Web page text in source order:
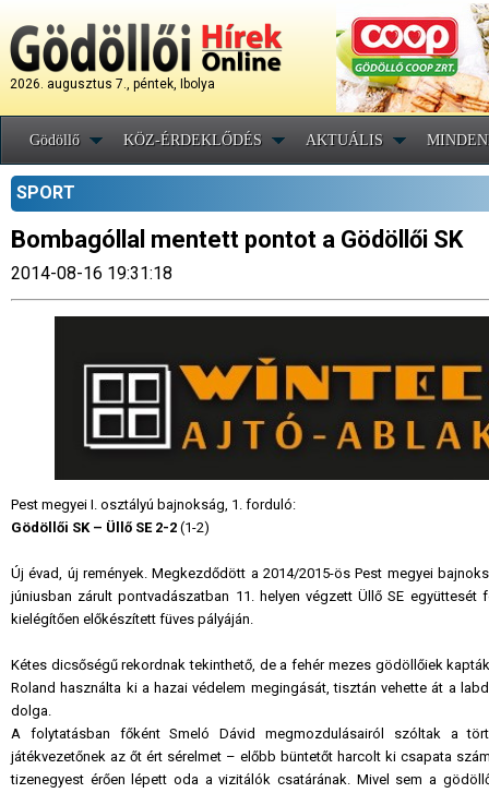
2026. augusztus 7., péntek, Ibolya
Gödöllő KÖZ-ÉRDEKLŐDÉS AKTUÁLIS
SPORT
Bombagóllal mentett pontot a Gödöllői SK
2014-08-16 19:31:18
Pest megyei I. osztályú bajnokság, 1. forduló:
Gödöllői SK – Üllő SE 2-2 (1-2)
Új évad, új remények. Megkezdődött a 2014/2015-ös Pest megyei
júniusban zárult pontvadászatban 11. helyen végzett Üllő SE
kielégítően előkészített füves pályáján.
Kétes dicsőségű rekordnak tekinthető, de a fehér mezes gödöllőiek
Roland használta ki a hazai védelem megingását, tisztán vehette át a
dolga.
A folytatásban főként Smeló Dávid megmozdulásairól szóltak a
játékvezetőnek az őt ért sérelmet – előbb büntetőt harcolt ki csapata
tizenegyest érően lépett oda a vizitálók csatárának. Mivel sem a